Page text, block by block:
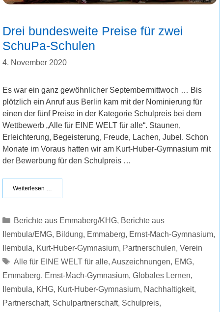
Drei bundesweite Preise für zwei
SchuPa-Schulen
4. November 2020
Es war ein ganz gewöhnlicher Septembermittwoch … Bis
plötzlich ein Anruf aus Berlin kam mit der Nominierung für
einen der fünf Preise in der Kategorie Schulpreis bei dem
Wettbewerb „Alle für EINE WELT für alle“. Staunen,
Erleichterung, Begeisterung, Freude, Lachen, Jubel. Schon
Monate im Voraus hatten wir am Kurt-Huber-Gymnasium mit
der Bewerbung für den Schulpreis …
Weiterlesen …
Kategorien
Berichte aus Emmaberg/KHG, Berichte aus
Ilembula/EMG, Bildung, Emmaberg, Ernst-Mach-Gymnasium,
Ilembula, Kurt-Huber-Gymnasium, Partnerschulen, Verein
Schlagwörter
Alle für EINE WELT für alle, Auszeichnungen, EMG,
Emmaberg, Ernst-Mach-Gymnasium, Globales Lernen,
Ilembula, KHG, Kurt-Huber-Gymnasium, Nachhaltigkeit,
Partnerschaft, Schulpartnerschaft, Schulpreis,